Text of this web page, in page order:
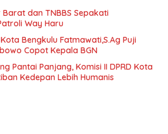
Barat dan TNBBS Sepakati
Way Haru
Bengkulu Fatmawati,S.Ag Puji
Copot Kepala BGN
Pantai Panjang, Komisi II DPRD Kota
Kedepan Lebih Humanis